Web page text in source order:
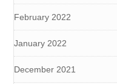
February 2022
January 2022
December 2021